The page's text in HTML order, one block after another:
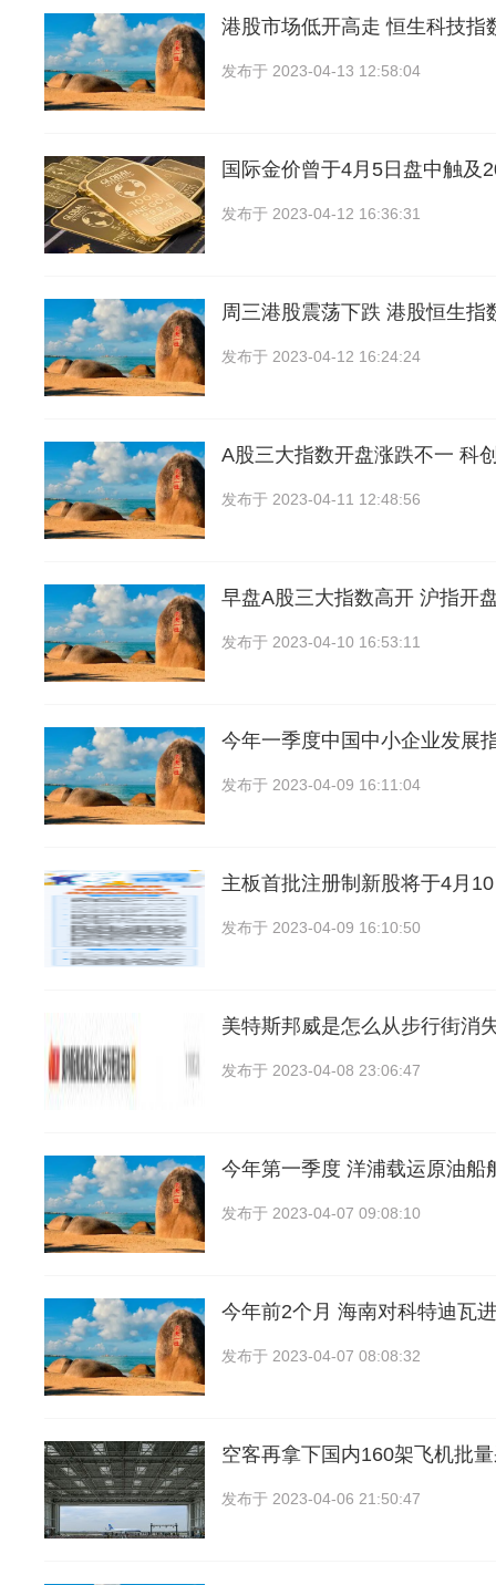
港股市场低开高走 恒生科技指
发布于 2023-04-13 12:58:04
国际金价曾于4月5日盘中触及
发布于 2023-04-12 16:36:31
周三港股震荡下跌 港股恒生指
发布于 2023-04-12 16:24:24
A股三大指数开盘涨跌不一 科
发布于 2023-04-11 12:48:56
早盘A股三大指数高开 沪指开
发布于 2023-04-10 16:53:11
今年一季度中国中小企业发展
发布于 2023-04-09 16:11:04
主板首批注册制新股将于4月
发布于 2023-04-09 16:10:50
美特斯邦威是怎么从步行街消
发布于 2023-04-08 23:06:47
今年第一季度 洋浦载运原油船
发布于 2023-04-07 09:08:10
今年前2个月 海南对科特迪瓦
发布于 2023-04-07 08:08:32
空客再拿下国内160架飞机批
发布于 2023-04-06 21:50:47